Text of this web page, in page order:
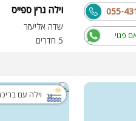
פנוי
055- וילה גרין ספייס
שדה אליעזר
5 חדרים
וילה עם